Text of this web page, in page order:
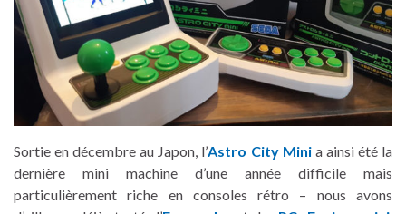
Sortie en décembre au Japon, l’Astro City Minia ainsi été la
dernière mini machine d’une année difficile mais
particulièrement riche en consoles rétro – nous avons